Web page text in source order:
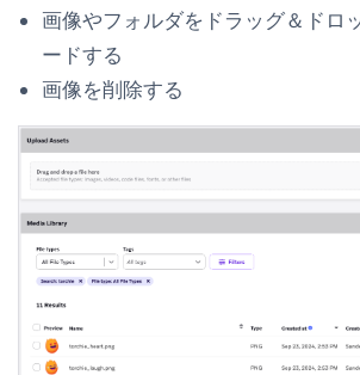
画像やフォルダをドラッグ＆ドロ
ードする
画像を削除する